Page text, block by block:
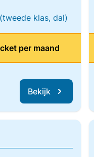
(tweede klas, dal)
per maand
Bekijk